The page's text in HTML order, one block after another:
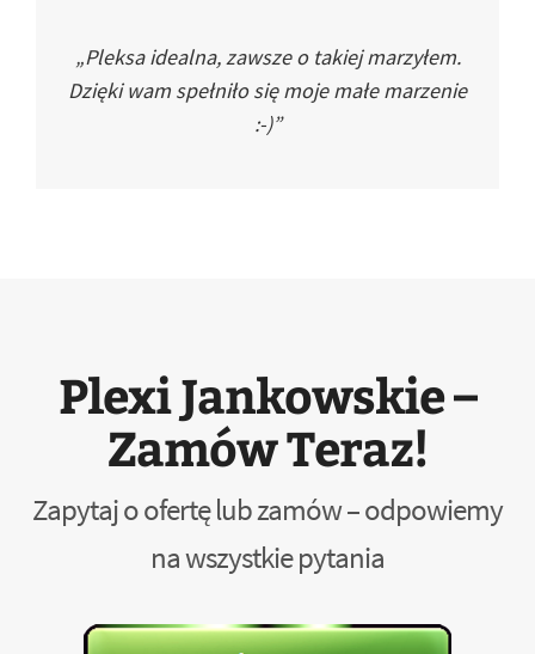
„Pleksa idealna, zawsze o takiej marzyłem.
Dzięki wam spełniło się moje małe marzenie
:-)”
Plexi Jankowskie –
Zamów Teraz!
Zapytaj o ofertę lub zamów – odpowiemy
na wszystkie pytania